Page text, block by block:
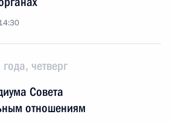
четверг
Совета
отношениям